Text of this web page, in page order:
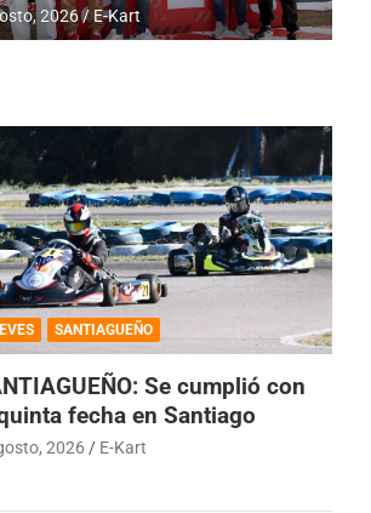
2026 E-Kart
SANTIAGUEÑO
Se cumplió con
fecha en Santiago
2026 E-Kart
DE E-KART.COM.AR
6